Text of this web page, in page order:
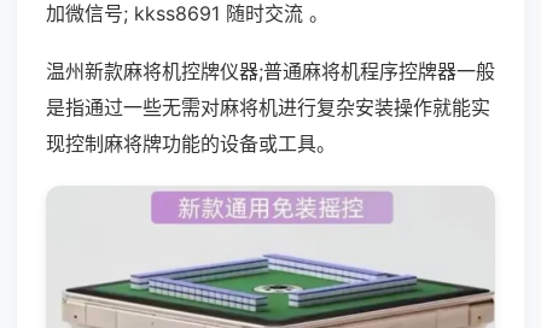
加微信号; kkss8691 随时交流 。
温州新款麻将机控牌仪器;普通麻将机程序控牌器一般
是指通过一些无需对麻将机进行复杂安装操作就能实
现控制麻将牌功能的设备或工具。